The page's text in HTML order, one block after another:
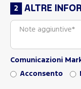
ALTRE
Comunicazioni
Acconsento